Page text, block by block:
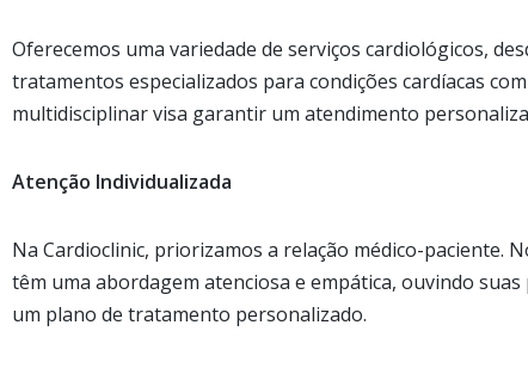
Oferecemos uma variedade de serviços cardiológicos,
tratamentos especializados para condições cardíacas
multidisciplinar visa garantir um atendimento
Atenção Individualizada
Na Cardioclinic, priorizamos a relação médico-paciente.
têm uma abordagem atenciosa e empática, ouvindo
um plano de tratamento personalizado.